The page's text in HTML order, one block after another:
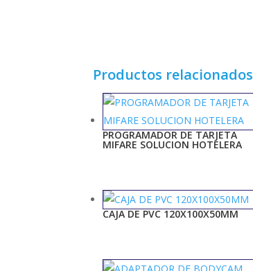
Productos relacionados
PROGRAMADOR DE TARJETA
MIFARE SOLUCION HOTELERA
CAJA DE PVC 120X100X50MM